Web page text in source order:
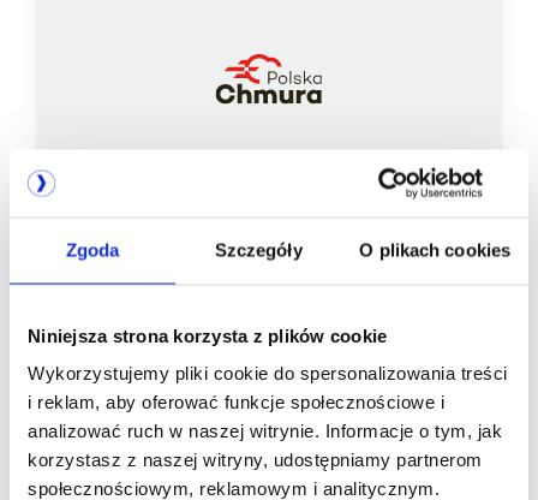
Zgoda Szczegóły O plikach cookies
Niniejsza strona korzysta z plików cookie
Wykorzystujemy pliki cookie do spersonalizowania treści
i reklam, aby oferować funkcje społecznościowe i
analizować ruch w naszej witrynie. Informacje o tym, jak
korzystasz z naszej witryny, udostępniamy partnerom
społecznościowym, reklamowym i analitycznym.
członkiem